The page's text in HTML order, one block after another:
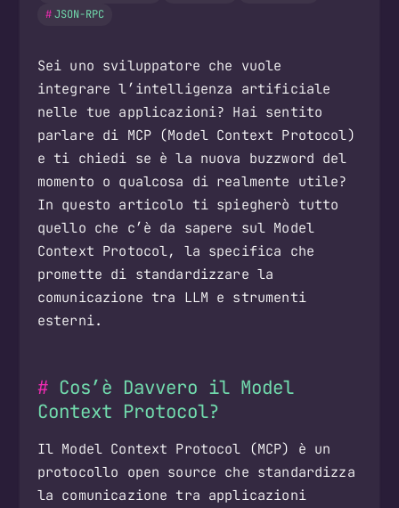
JSON-RPC
Sei uno sviluppatore che vuole
integrare l’intelligenza artificiale
nelle tue applicazioni? Hai sentito
parlare di MCP (Model Context Protocol)
e ti chiedi se è la nuova buzzword del
momento o qualcosa di realmente utile?
In questo articolo ti spiegherò tutto
quello che c’è da sapere sul Model
Context Protocol, la specifica che
promette di standardizzare la
comunicazione tra LLM e strumenti
esterni.
Cos’è Davvero il Model
Context Protocol?
Il Model Context Protocol (MCP) è un
protocollo open source che standardizza
la comunicazione tra applicazioni